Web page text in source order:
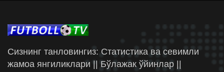
Сизнинг танловингиз: Статистика ва севимли
жамоа янгиликлари || Бўлажак ўйинлар ||